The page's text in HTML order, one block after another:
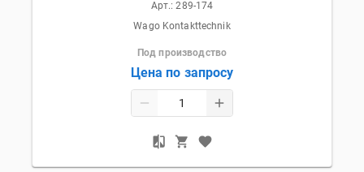
Арт.:289-174
Wago Kontakttechnik
Под производство
Цена по запросу